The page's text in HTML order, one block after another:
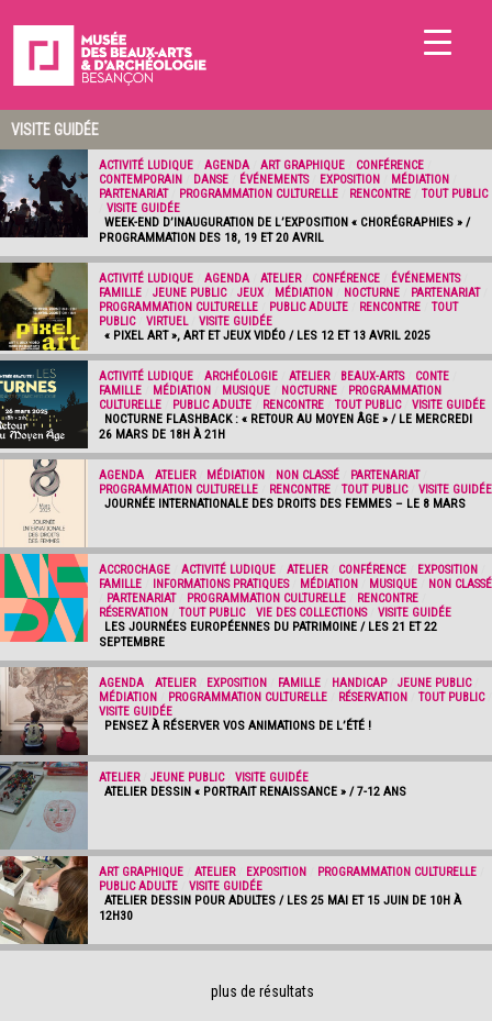
VISITE GUIDÉE
ACTIVITÉ LUDIQUE AGENDA ART GRAPHIQUE CONFÉRENCE
CONTEMPORAIN
DANSE ÉVÉNEMENTS/ EXPOSITION MÉDIATION
PARTENARIAT/ PROGRAMMATION CULTURELLE RENCONTRE
TOUT PUBLIC
VISITE GUIDÉE
WEEK-END D’INAUGURATION DE L’EXPOSITION « CHORÉGRAPHIES » /
PROGRAMMATION DES 18, 19 ET 20 AVRIL
ACTIVITÉ LUDIQUE AGENDA ATELIER/ CONFÉRENCE ÉVÉNEMENTS/
FAMILLE
JEUNE PUBLIC/ JEUX MÉDIATION NOCTURNE PARTENARIAT/
PROGRAMMATION CULTURELLE
PUBLIC ADULTE RENCONTRE
TOUT
PUBLIC/ VIRTUEL/ VISITE GUIDÉE
« PIXEL ART », ART ET JEUX VIDÉO / LES 12 ET 13 AVRIL 2025
ACTIVITÉ LUDIQUE ARCHÉOLOGIE ATELIER/ BEAUX-ARTS/ CONTE
FAMILLE
MÉDIATION MUSIQUE NOCTURNE
PROGRAMMATION
CULTURELLE
PUBLIC ADULTE RENCONTRE TOUT PUBLIC/ VISITE GUIDÉE
NOCTURNE FLASHBACK : « RETOUR AU MOYEN ÂGE » / LE MERCREDI
26 MARS DE 18H À 21H
AGENDA ATELIER/ MÉDIATION NON CLASSÉ PARTENARIAT/
PROGRAMMATION CULTURELLE
RENCONTRE TOUT PUBLIC/ VISITE GUIDÉE
JOURNÉE INTERNATIONALE DES DROITS DES FEMMES – LE 8 MARS
ACCROCHAGE ACTIVITÉ LUDIQUE ATELIER/ CONFÉRENCE EXPOSITION
FAMILLE
INFORMATIONS PRATIQUES/ MÉDIATION MUSIQUE
NON CLASSÉ
PARTENARIAT/ PROGRAMMATION CULTURELLE RENCONTRE
RÉSERVATION
TOUT PUBLIC/ VIE DES COLLECTIONS/ VISITE GUIDÉE
LES JOURNÉES EUROPÉENNES DU PATRIMOINE / LES 21 ET 22
SEPTEMBRE
AGENDA ATELIER/ EXPOSITION FAMILLE HANDICAP/ JEUNE PUBLIC/
MÉDIATION
PROGRAMMATION CULTURELLE RÉSERVATION TOUT PUBLIC/
VISITE GUIDÉE
PENSEZ À RÉSERVER VOS ANIMATIONS DE L’ÉTÉ !
ATELIER/ JEUNE PUBLIC/ VISITE GUIDÉE
ATELIER DESSIN « PORTRAIT RENAISSANCE » / 7-12 ANS
ART GRAPHIQUE ATELIER/ EXPOSITION PROGRAMMATION CULTURELLE
PUBLIC ADULTE
VISITE GUIDÉE
ATELIER DESSIN POUR ADULTES / LES 25 MAI ET 15 JUIN DE 10H À
12H30
plus de résultats